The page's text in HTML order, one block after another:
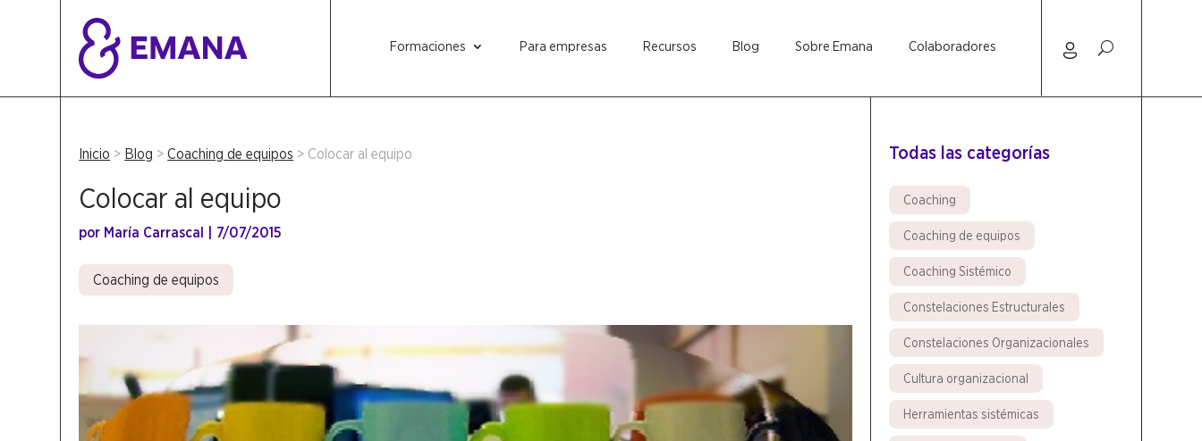
Formaciones Para empresas Recursos Blog Sobre Emana Colaboradores
Inicio > Blog >Coaching de equipos > Colocar al equipo
Colocar al equipo
por María Carrascal 7/07/2015
Coaching de equipos
Todas las categorías
Coaching
Coaching de equipos
Coaching Sistémico
Constelaciones Estructurales
Constelaciones Organizacionales
Cultura organizacional
Herramientas sistémicas